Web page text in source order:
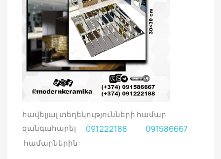
հավելյալ տեղեկությունների համար
զանգահարել
091222188 091586667
համարներին: